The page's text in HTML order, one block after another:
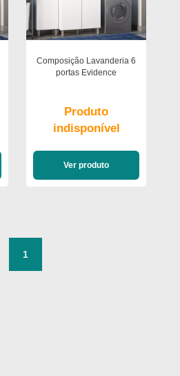
Composição Lavanderia 6
portas Evidence
Produto
indisponível
Ver produto
1